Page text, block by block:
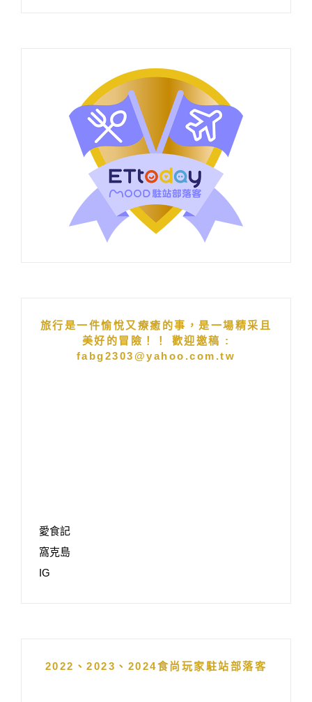
旅行是一件愉悅又療癒的事，是一場精采且
美好的冒險！！ 歡迎邀稿 :
fabg2303@yahoo.com.tw
愛食記
窩克島
IG
2022、2023、2024食尚玩家駐站部落客